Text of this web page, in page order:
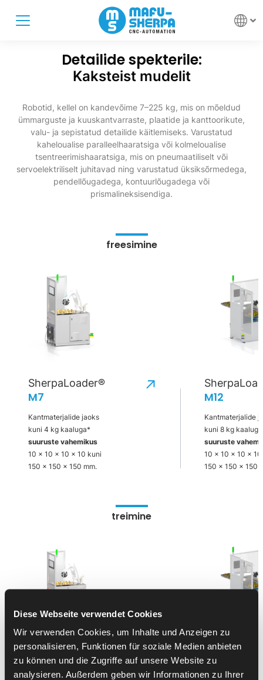
Diese Webseite verwendet Cookies
Wir verwenden Cookies, um Inhalte und Anzeigen zu
personalisieren, Funktionen für soziale Medien anbieten
zu können und die Zugriffe auf unsere Website zu
analysieren. Außerdem geben wir Informationen zu Ihrer
Detailide spekterile:
Kaksteist mudelit
Robotid, kellel on kandevõime 7–225 kg, mis on mõeldud
ümmarguste ja kuuskantvarraste, plaatide ja kanttoorikute,
valu- ja sepistatud detailide käitlemiseks. Varustatud
kaheloualise paralleelhaaratsiga või kolmeloualise
tsentreerimishaaratsiga, mis on pneumaatiliselt või
servoelektriliselt juhitavad ning varustatud üksiksõrmedega,
pendellõugadega, kontuurlõugadega või
prismalineksisendiga.
freesimine
SherpaLoader®
M7
Kantmaterjalide jaoks
kuni 4 kg kaaluga*
suuruste vahemikus
10 x 10 x 10 x 10 kuni
150 x 150 x 150 mm.
M12
Kantmaterjalide
kuni 8 kg
suuruste
10 x 10 x 10 x
150 x 150 x 150
treimine
SherpaLoader®
T7 T12